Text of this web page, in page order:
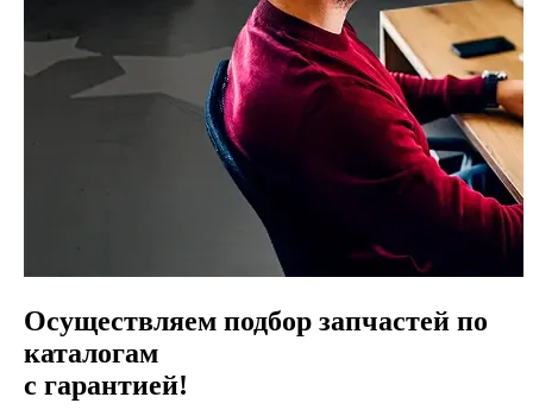
Осуществляем подбор запчастей по
каталогам
с гарантией!